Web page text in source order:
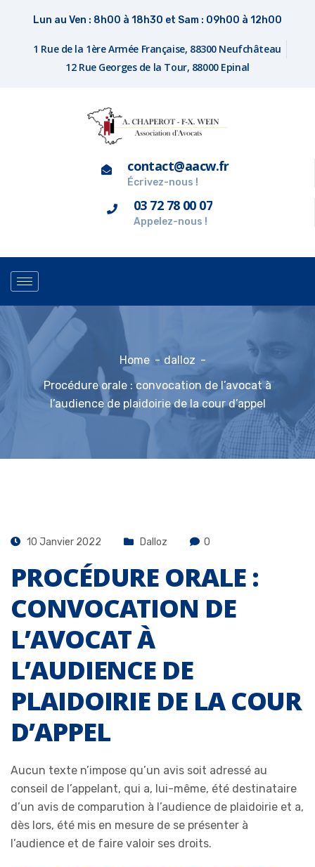
Lun au Ven : 8h00 à 18h30 et Sam : 09h00 à 12h00
1 Rue de la 1ère Armée Française, 88300 Neufchâteau
12 Rue Georges de la Tour, 88000 Epinal
contact@aacw.fr
Écrivez-nous !
03 72 78 00 07
Appelez-nous !
Home
dalloz
Procédure orale : convocation de l’avocat à
l’audience de plaidoirie de la cour d’appel
10 Janvier 2022 Dalloz 0
PROCÉDURE ORALE :
CONVOCATION DE
L’AVOCAT À
L’AUDIENCE DE
PLAIDOIRIE DE LA COUR
D’APPEL
Aucun texte n’impose qu’un avis soit adressé au
conseil de l’appelant, qui a, lui-même, été destinataire
d’un avis de comparution à l’audience de plaidoirie et a,
dès lors, été mis en mesure de se présenter à
l’audience et de faire valoir ses droits.